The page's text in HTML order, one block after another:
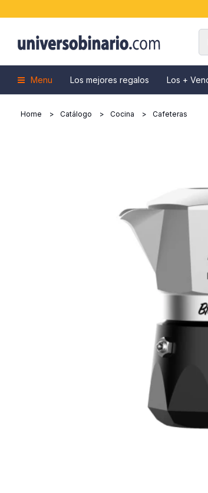
Menu Los mejores regalos Los +
Home Catálogo Cocina Cafeteras